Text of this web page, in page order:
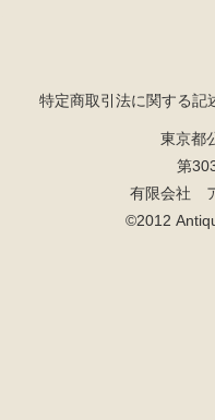
特定商取引法に関する記
東京都
第
有限会社
©2012